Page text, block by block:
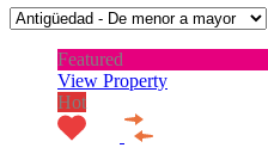
Featured
View Property
Hot